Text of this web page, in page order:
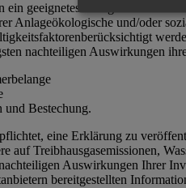
ein geeignetes Anlage-/
Anlageökologische und/oder
nachteiligen Auswirkungen
Bestechung.
eine Erklärung zu
auf Treibhausgasemissionen,
Auswirkungen Ihrer
bereitgestellten